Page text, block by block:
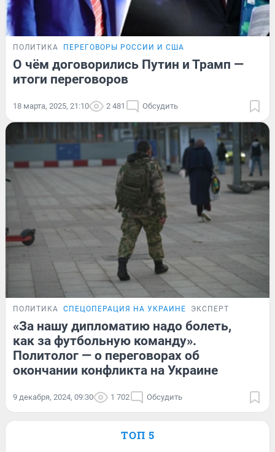
ПОЛИТИКА ПЕРЕГОВОРЫ РОССИИ И США
О чём договорились Путин и Трамп —
итоги переговоров
18 марта, 2025, 21:10 2 481 Обсудить
ПОЛИТИКА СПЕЦОПЕРАЦИЯ НА УКРАИНЕ ЭКСПЕРТ
«За нашу дипломатию надо болеть,
как за футбольную команду».
Политолог — о переговорах об
окончании конфликта на Украине
9 декабря, 2024, 09:30 1 702 Обсудить
ТОП 5